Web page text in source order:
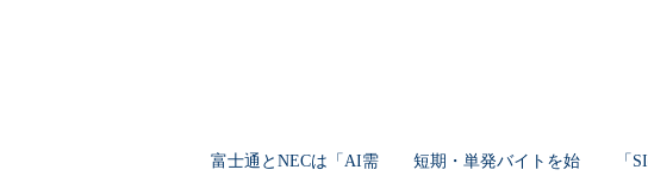
富士通とNECは「AI需
短期・単発バイトを始
「